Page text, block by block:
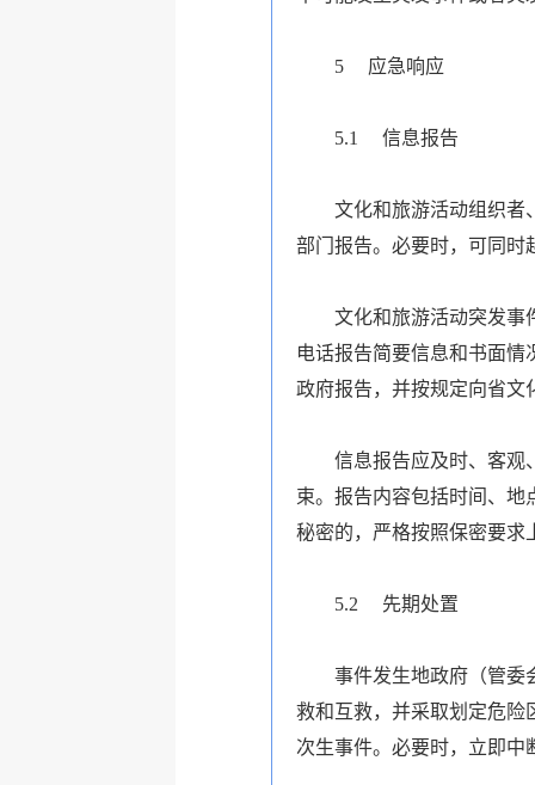
5 应急响应
5.1 信息报告
文化和旅游活动组织者
部门报告。必要时，可同时
文化和旅游活动突发事
电话报告简要信息和书面
政府报告，并按规定向省文
信息报告应及时、客观
束。报告内容包括时间、地
秘密的，严格按照保密要求
5.2 先期处置
事件发生地政府（管委
救和互救，并采取划定危险
次生事件。必要时，立即中